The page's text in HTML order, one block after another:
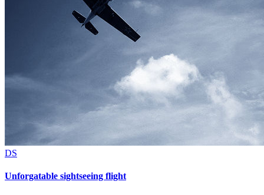
DS
Unforgatable sightseeing flight